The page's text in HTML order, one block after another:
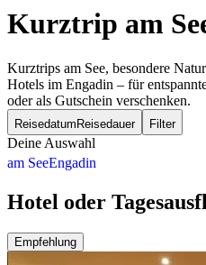
Kurztrip am
Kurztrips am See, besondere
Hotels im Engadin – für
oder als Gutschein verschenken.
Reisedatum Reisedauer Filter
Deine Auswahl
am SeeEngadin
Hotel oder
Empfehlung